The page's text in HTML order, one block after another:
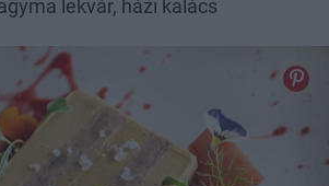
lekvár, házi kalács